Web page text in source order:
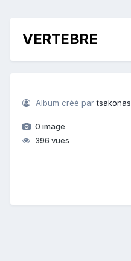
VERTEBRE
Album créé partsakonas
0 image
396 vues